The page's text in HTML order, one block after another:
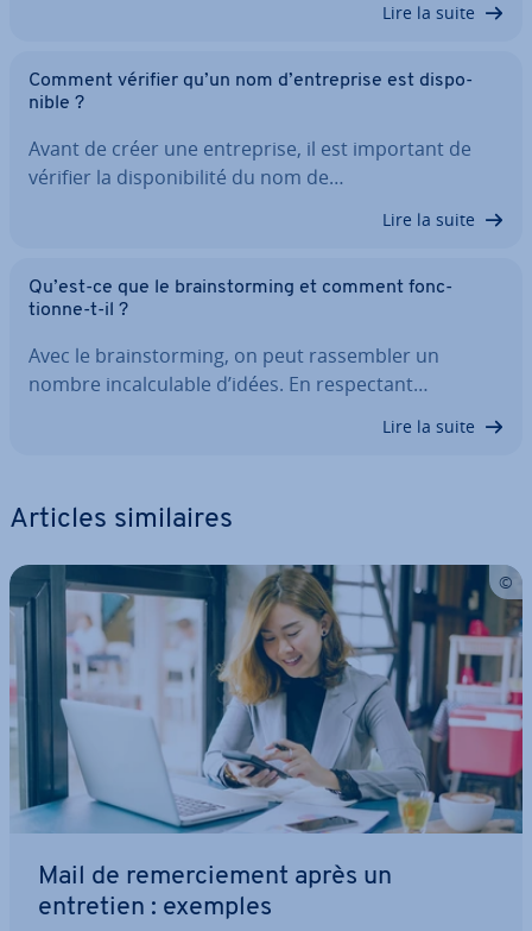
Lire la suite
Comment vérifier qu’un nom d’en­tre­prise est dis­po­
nible ?
Avant de créer une en­tre­prise, il est important de
vérifier la dis­po­ni­bi­lité du nom de…
Lire la suite
Qu’est-ce que le brains­tor­ming et comment fonc­
tionne-t-il ?
Avec le brains­tor­ming, on peut ras­sem­bler un
nombre in­cal­cu­lable d’idées. En res­pec­tant…
Lire la suite
Articles si­mi­laires
Mail de re­mer­cie­ment après un
entretien : exemples